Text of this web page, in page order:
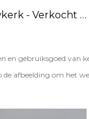
RIANN Van Nieuwkerk - Verkocht Keramiek
en gebruiksgoed van
de afbeelding om het